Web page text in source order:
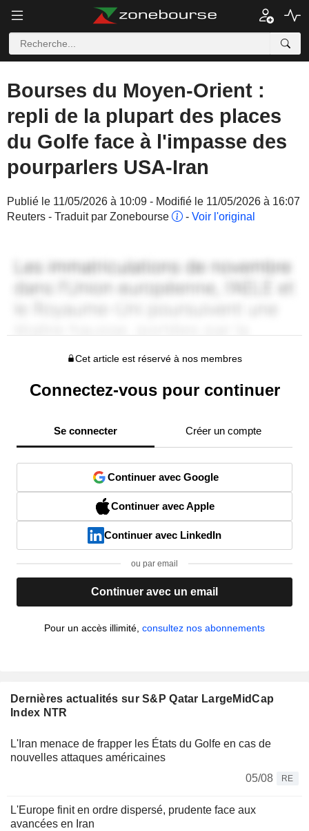
Bourses du Moyen-Orient :
repli de la plupart des places
du Golfe face à l'impasse des
pourparlers USA-Iran
Publié le 11/05/2026 à 10:09 - Modifié le 11/05/2026 à 16:07
Reuters - Traduit par Zonebourse
- Voir l'original
Cet article est réservé à nos membres
Connectez-vous pour continuer
Se connecter Créer un compte
Continuer avec Google
Continuer avec Apple
Continuer avec LinkedIn
ou par email
Continuer avec un email
Pour un accès illimité, consultez nos abonnements
Dernières actualités sur S&P Qatar LargeMidCap
Index NTR
L'Iran menace de frapper les États du Golfe en cas de
nouvelles attaques américaines
05/08
RE
L'Europe finit en ordre dispersé, prudente face aux
avancées en Iran